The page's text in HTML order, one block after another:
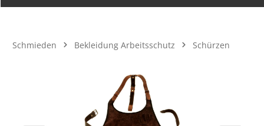
Schmieden Bekleidung Arbeitsschutz Schürzen